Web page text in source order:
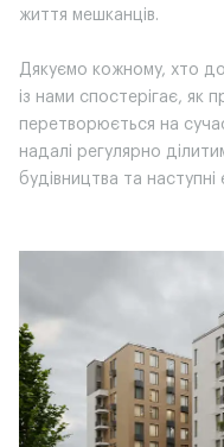
життя мешканців.
Дякуємо кожному, хто
із нами спостерігає, як
перетворюється на
надалі регулярно
будівництва та наступні